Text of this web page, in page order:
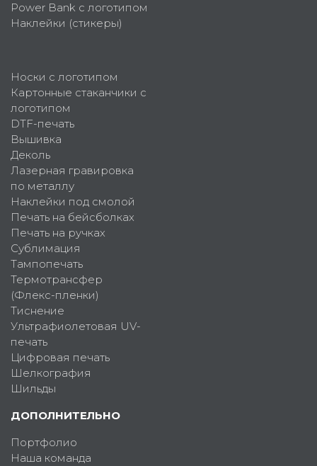
Power Bank с логотипом
Наклейки (стикеры)
Носки с логотипом
Картонные стаканчики с
логотипом
DTF-печать
Вышивка
Деколь
Лазерная гравировка
по металлу
Наклейки под смолой
Печать на бейсболках
Печать на ручках
Сублимация
Тампопечать
Термотрансфер
(Флекс-пленки)
Тиснение
Ультрафиолетовая UV-
печать
Цифровая печать
Шелкография
Шильды
ДОПОЛНИТЕЛЬНО
Портфолио
Наша команда